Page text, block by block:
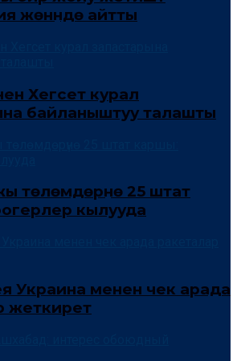
жөнүндө айтты
Хегсет курал
байланыштуу талашты
төлөмдөрүнө 25 штат
кылууда
Украина менен чек арада
жеткирет